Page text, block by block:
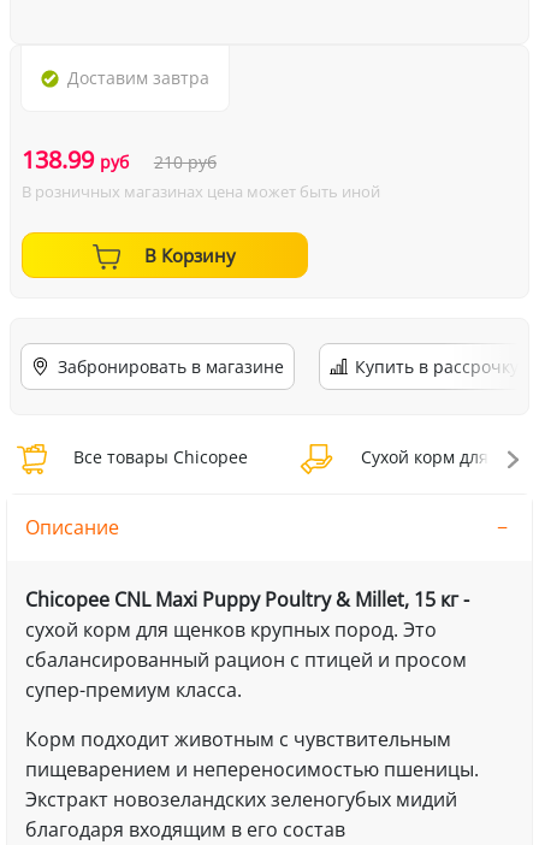
Доставим завтра
138.99 руб 210руб
В розничных магазинах цена может быть иной
В Корзину
Забронировать в магазине Купить в рассрочку
Все товары Chicopee Сухой корм для
Описание
Chicopee CNL Maxi Puppy Poultry & Millet, 15 кг -
сухой корм для щенков крупных пород. Это
сбалансированный рацион с птицей и просом
супер-премиум класса.
Корм подходит животным с чувствительным
пищеварением и непереносимостью пшеницы.
Экстракт новозеландских зеленогубых мидий
благодаря входящим в его состав